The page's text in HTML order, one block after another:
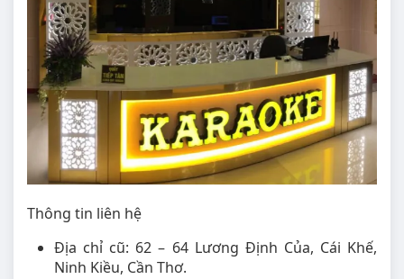
Thông tin liên hệ
Địa chỉ cũ: 62 – 64 Lương Định Của, Cái Khế,
Ninh Kiều, Cần Thơ.